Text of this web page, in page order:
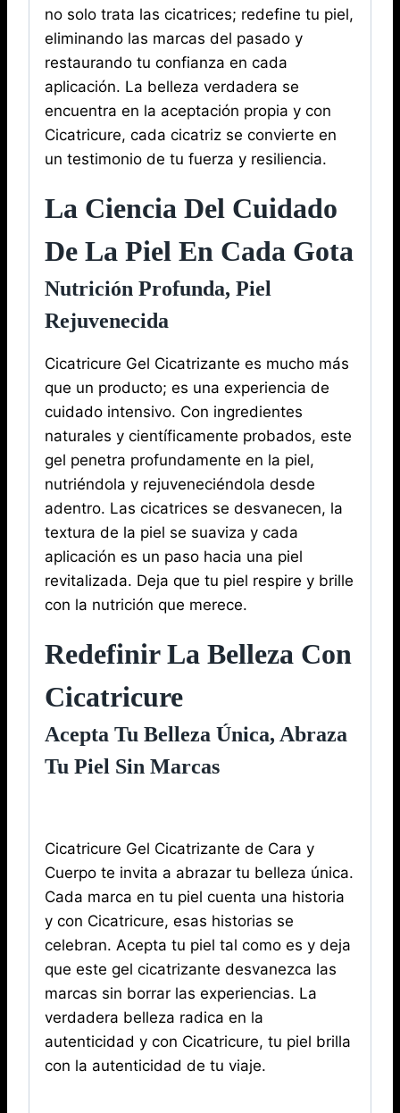
no solo trata las cicatrices; redefine tu piel,
eliminando las marcas del pasado y
restaurando tu confianza en cada
aplicación. La belleza verdadera se
encuentra en la aceptación propia y con
Cicatricure, cada cicatriz se convierte en
un testimonio de tu fuerza y ​​​​resiliencia.
La Ciencia Del Cuidado
De La Piel En Cada Gota
Nutrición Profunda, Piel
Rejuvenecida
Cicatricure Gel Cicatrizante es mucho más
que un producto; es una experiencia de
cuidado intensivo. Con ingredientes
naturales y científicamente probados, este
gel penetra profundamente en la piel,
nutriéndola y rejuveneciéndola desde
adentro. Las cicatrices se desvanecen, la
textura de la piel se suaviza y cada
aplicación es un paso hacia una piel
revitalizada. Deja que tu piel respire y brille
con la nutrición que merece.
Redefinir La Belleza Con
Cicatricure
Acepta Tu Belleza Única, Abraza
Tu Piel Sin Marcas
Cicatricure Gel Cicatrizante de Cara y
Cuerpo te invita a abrazar tu belleza única.
Cada marca en tu piel cuenta una historia
y con Cicatricure, esas historias se
celebran. Acepta tu piel tal como es y deja
que este gel cicatrizante desvanezca las
marcas sin borrar las experiencias. La
verdadera belleza radica en la
autenticidad y con Cicatricure, tu piel brilla
con la autenticidad de tu viaje.